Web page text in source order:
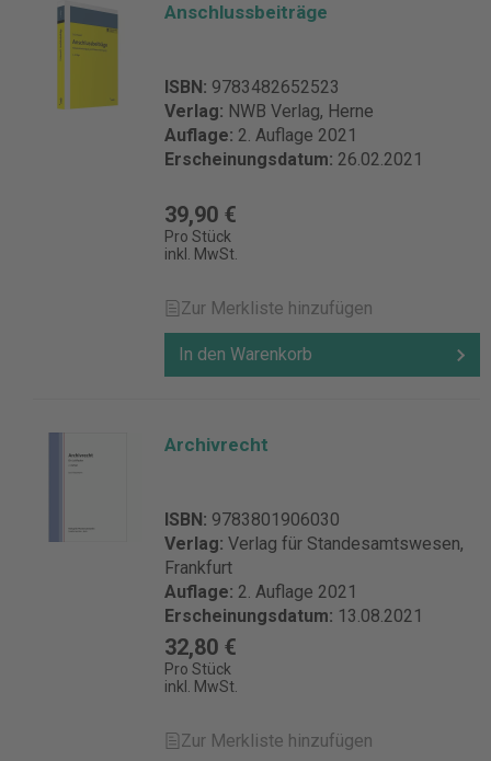
Anschlussbeiträge
ISBN: 9783482652523
Verlag: NWB Verlag, Herne
Auflage: 2. Auflage 2021
Erscheinungsdatum: 26.02.2021
39,90 €
Pro Stück
inkl. MwSt.
Zur Merkliste hinzufügen
In den Warenkorb
Archivrecht
ISBN: 9783801906030
Verlag: Verlag für Standesamtswesen,
Frankfurt
Auflage: 2. Auflage 2021
Erscheinungsdatum: 13.08.2021
32,80 €
Pro Stück
inkl. MwSt.
Zur Merkliste hinzufügen